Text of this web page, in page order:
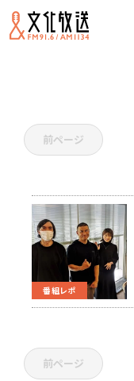
前ページ
番組レポ
前ページ